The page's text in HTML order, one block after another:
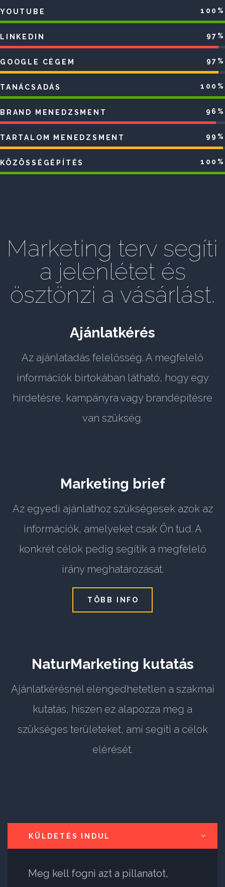
YOUTUBE 100%
LINKEDIN 97%
GOOGLE CÉGEM 97%
TANÁCSADÁS 100%
BRAND MENEDZSMENT 96%
TARTALOM MENEDZSMENT 99%
KÖZÖSSÉGÉPÍTÉS 100%
Marketing terv segíti
a jelenlétet és
ösztönzi a vásárlást.
Ajánlatkérés
Az ajánlatadás felelősség. A megfelelő
információk birtokában látható, hogy egy
hirdetésre, kampányra vagy brandépítésre
van szükség.
Marketing brief
Az egyedi ajánlathoz szükségesek azok az
információk, amelyeket csak Ön tud. A
konkrét célok pedig segítik a megfelelő
irány meghatározását.
TÖBB INFO
NaturMarketing kutatás
Ajánlatkérésnél elengedhetetlen a szakmai
kutatás, hiszen ez alapozza meg a
szükséges területeket, ami segíti a célok
elérését.
KÜLDETÉS INDUL
Meg kell fogni azt a pillanatot,